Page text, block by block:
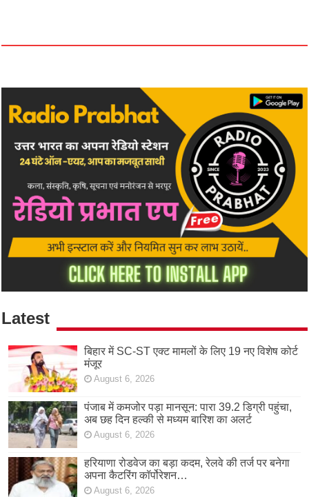
Latest
बिहार में SC-ST एक्ट मामलों के लिए 19 नए विशेष कोर्ट
मंजूर
August 6, 2026
पंजाब में कमजोर पड़ा मानसून: पारा 39.2 डिग्री पहुंचा,
अब छह दिन हल्की से मध्यम बारिश का अलर्ट
August 6, 2026
हरियाणा रोडवेज का बड़ा कदम, रेलवे की तर्ज पर बनेगा
अपना कैटरिंग कॉर्पोरेशन…
August 6, 2026